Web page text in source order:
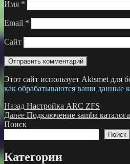
Имя *
Email *
Сайт
Этот сайт использует Akismet для
как обрабатываются ваши данные
Навигация
по
Назад Предыдущая
запись:
Настройка ARC ZFS
Далее Следующая
запись:
Подключение samba
Поиск
Поиск
Категории